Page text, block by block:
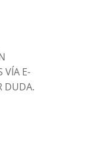
VÍA E-
DUDA.